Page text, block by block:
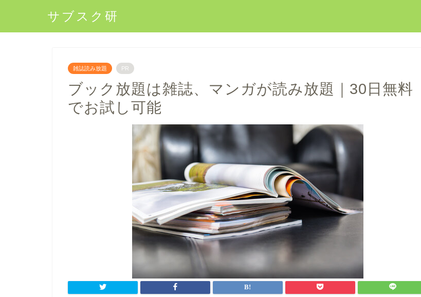
サブスク研
雑誌読み放題 PR
ブック放題は雑誌、マンガが読み放題｜30日無料
でお試し可能